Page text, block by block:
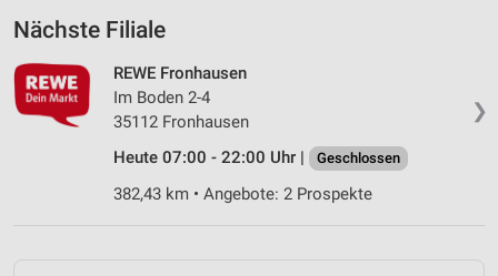
Nächste Filiale
❯
REWE Fronhausen
Im Boden 2-4
35112 Fronhausen
Heute 07:00 - 22:00 Uhr |
Geschlossen
382,43 km • Angebote: 2 Prospekte